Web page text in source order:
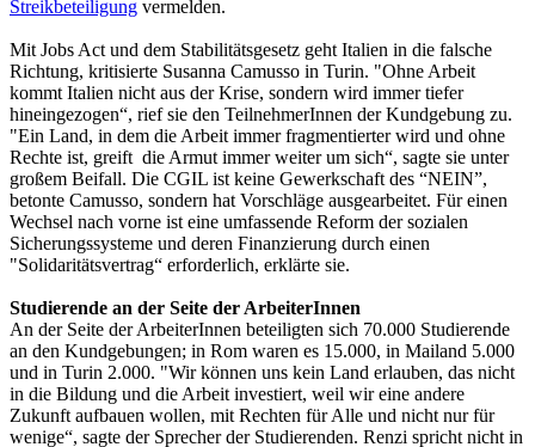
Streikbeteiligung vermelden.
Mit Jobs Act und dem Stabilitätsgesetz geht Italien in die falsche
Richtung, kritisierte Susanna Camusso in Turin. "Ohne Arbeit
kommt Italien nicht aus der Krise, sondern wird immer tiefer
hineingezogen“, rief sie den TeilnehmerInnen der Kundgebung zu.
"Ein Land, in dem die Arbeit immer fragmentierter wird und ohne
Rechte ist, greift die Armut immer weiter um sich“, sagte sie unter
großem Beifall. Die CGIL ist keine Gewerkschaft des “NEIN”,
betonte Camusso, sondern hat Vorschläge ausgearbeitet. Für einen
Wechsel nach vorne ist eine umfassende Reform der sozialen
Sicherungssysteme und deren Finanzierung durch einen
"Solidaritätsvertrag“ erforderlich, erklärte sie.
Studierende an der Seite der ArbeiterInnen
An der Seite der ArbeiterInnen beteiligten sich 70.000 Studierende
an den Kundgebungen; in Rom waren es 15.000, in Mailand 5.000
und in Turin 2.000. "Wir können uns kein Land erlauben, das nicht
in die Bildung und die Arbeit investiert, weil wir eine andere
Zukunft aufbauen wollen, mit Rechten für Alle und nicht nur für
wenige“, sagte der Sprecher der Studierenden. Renzi spricht nicht in